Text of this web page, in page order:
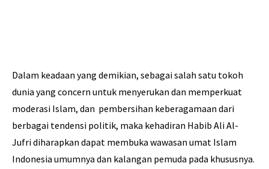
Dalam keadaan yang demikian, sebagai salah satu tokoh
dunia yang concern untuk menyerukan dan memperkuat
moderasi Islam, dan pembersihan keberagamaan dari
berbagai tendensi politik, maka kehadiran Habib Ali Al-
Jufri diharapkan dapat membuka wawasan umat Islam
Indonesia umumnya dan kalangan pemuda pada khususnya.